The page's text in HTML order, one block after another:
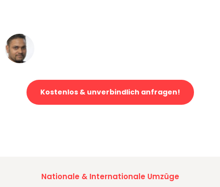
Kostenlos & unverbindlich anfragen!
Nationale & Internationale Umzüge